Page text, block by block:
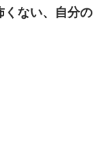
くない、自分の